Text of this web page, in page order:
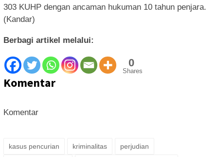
303 KUHP dengan ancaman hukuman 10 tahun penjara.
(Kandar)
Berbagi artikel melalui:
0
Shares
Komentar
Komentar
kasus pencurian kriminalitas perjudian